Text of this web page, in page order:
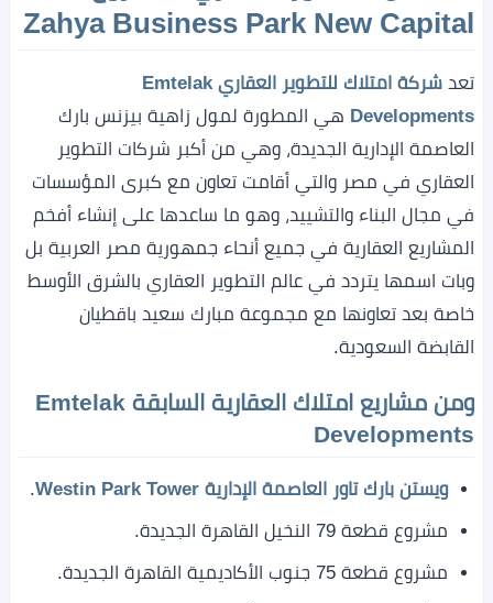
Zahya Business Park New Capital
تعد
شركة امتلاك للتطوير العقاري Emtelak
Developments هي المطورة لمول زاهية بيزنس بارك
العاصمة الإدارية الجديدة، وهي من أكبر شركات التطوير
العقاري في مصر والتي أقامت تعاون مع كبرى المؤسسات
في مجال البناء والتشييد، وهو ما ساعدها على إنشاء أفخم
المشاريع العقارية في جميع أنحاء جمهورية مصر العربية بل
وبات اسمها يتردد في عالم التطوير العقاري بالشرق الأوسط
خاصة بعد تعاونها مع مجموعة مبارك سعيد باقطيان
القابضة السعودية.
ومن مشاريع امتلاك العقارية السابقة Emtelak
Developments
ويستن بارك تاور العاصمة الإدارية Westin Park Tower
.
مشروع قطعة 79 النخيل القاهرة الجديدة.
مشروع قطعة 75 جنوب الأكاديمية القاهرة الجديدة.